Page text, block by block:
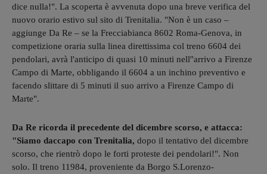
dice nulla!". La scoperta è avvenuta dopo una breve verifica del
nuovo orario estivo sul sito di Trenitalia. "Non è un caso –
aggiunge Da Re – se la Frecciabianca 8602 Roma-Genova, in
competizione oraria sulla linea direttissima col treno 6604 dei
pendolari, avrà l'anticipo di quasi 10 minuti nell''arrivo a Firenze
Campo di Marte, obbligando il 6604 a un inchino preventivo e
facendo slittare di 5 minuti il suo arrivo a Firenze Campo di
Marte".
Da Re ricorda il precedente del dicembre scorso, e attacca:
"Siamo daccapo con Trenitalia, dopo il tentativo del dicembre
scorso, che rientrò dopo le forti proteste dei pendolari!". Non
solo. Il treno 11984, proveniente da Borgo S.Lorenzo-